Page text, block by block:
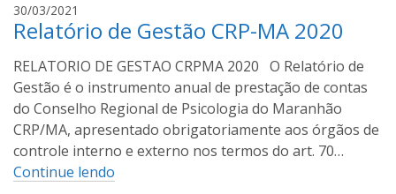
C
o
s
t
a
30/03/2021
s
e
m
i
r
o
C
o
Relatório de Gestão CRP-MA 2020
RELATORIO DE GESTAO CRPMA 2020 O Relatório de
Gestão é o instrumento anual de prestação de contas
do Conselho Regional de Psicologia do Maranhão
CRP/MA, apresentado obrigatoriamente aos órgãos de
controle interno e externo nos termos do art. 70…
Continue lendo